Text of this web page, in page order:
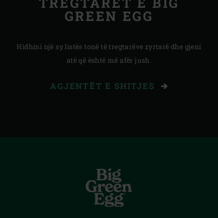
GREEN EGG
Hidhini një sy listës tonë të tregtarëve zyrtarë dhe gjeni
atë që është më afër jush.
AGJENTËT E SHITJES